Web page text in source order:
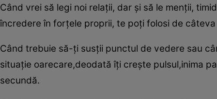
Când vrei să legi noi relaţii, dar şi să le menţii,
încredere în forţele proprii, te poţi folosi de
Când trebuie să-ţi susţii punctul de vedere sau
situaţie oarecare,deodată îţi creşte pulsul,inima
secundă.